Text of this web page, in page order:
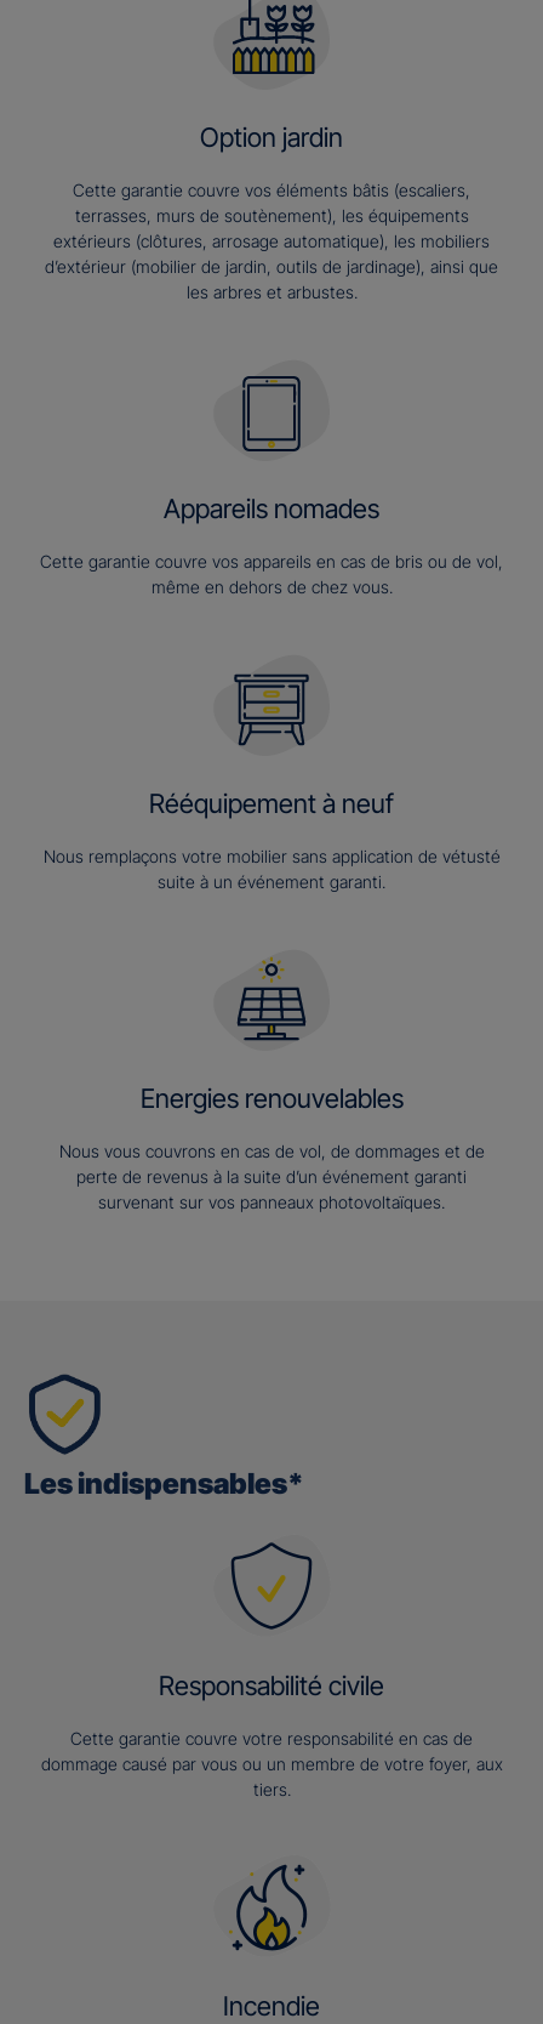
Option jardin
Cette garantie couvre vos éléments bâtis (escaliers,
terrasses, murs de soutènement), les équipements
extérieurs (clôtures, arrosage automatique), les mobiliers
d’extérieur (mobilier de jardin, outils de jardinage), ainsi que
les arbres et arbustes.
Appareils nomades
Cette garantie couvre vos appareils en cas de bris ou de vol,
même en dehors de chez vous.
Rééquipement à neuf
Nous remplaçons votre mobilier sans application de vétusté
suite à un événement garanti.
Energies renouvelables
Nous vous couvrons en cas de vol, de dommages et de
perte de revenus à la suite d’un événement garanti
survenant sur vos panneaux photovoltaïques.
Les indispensables*
Responsabilité civile
Cette garantie couvre votre responsabilité en cas de
dommage causé par vous ou un membre de votre foyer, aux
tiers.
Incendie